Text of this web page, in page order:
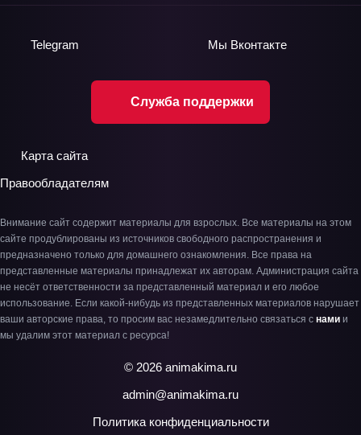
Служба поддержки
Telegram Мы Вконтакте
Карта сайта
Правообладателям
Внимание сайт содержит материалы для взрослых. Все материалы на этом
сайте продублированы из источников свободного распространения и
предназначено только для домашнего ознакомления. Все права на
представленные материалы принадлежат их авторам. Администрация сайта
не несёт ответственности за представленный материал и его любое
использование. Если какой-нибудь из представленных материалов нарушает
ваши авторские права, то просим вас незамедлительно связаться с нами и
мы удалим этот материал с ресурса!
© 2026 animakima.ru
admin@animakima.ru
Политика конфиденциальности